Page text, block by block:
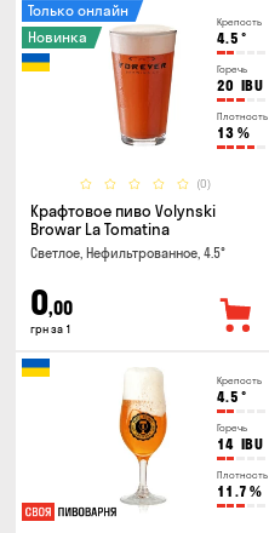
Крепость
4.5 °
Горечь
20 IBU
Плотность
13 %
(0)
Только онлайн
Новинка
Крафтовое пиво Volynski
Browar La Tomatina
Светлое, Нефильтрованное, 4.5°
0,00
грн за 1
Крепость
4.5 °
Горечь
14 IBU
Плотность
11.7 %